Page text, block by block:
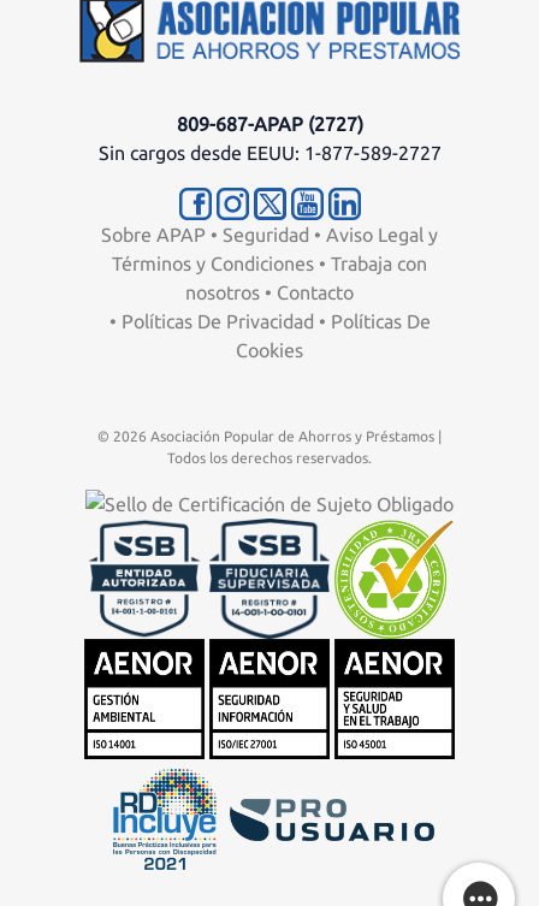
809-687-APAP (2727)
Sin cargos desde EEUU: 1-877-589-2727
Sobre APAP • Seguridad • Aviso Legal y
Términos y Condiciones • Trabaja con
nosotros • Contacto
• Políticas De Privacidad • Políticas De
Cookies
© 2026 Asociación Popular de Ahorros y Préstamos |
Todos los derechos reservados.